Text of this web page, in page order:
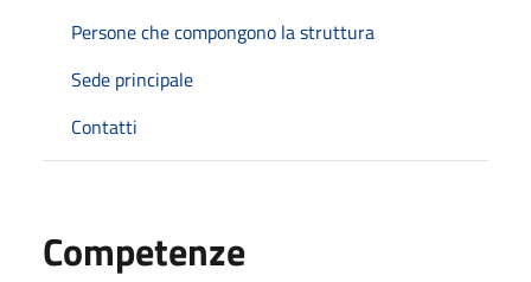
Persone che compongono la struttura
Sede principale
Contatti
Competenze